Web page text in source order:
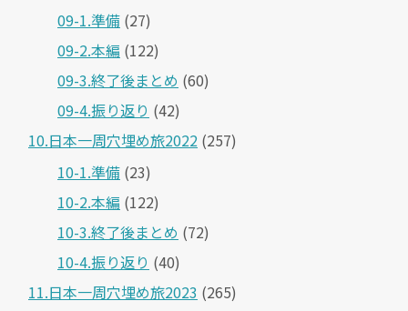
09-1.準備 (27)
09-2.本編 (122)
09-3.終了後まとめ (60)
09-4.振り返り (42)
10.日本一周穴埋め旅2022 (257)
10-1.準備 (23)
10-2.本編 (122)
10-3.終了後まとめ (72)
10-4.振り返り (40)
11.日本一周穴埋め旅2023 (265)